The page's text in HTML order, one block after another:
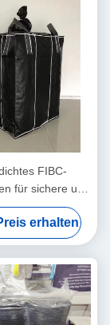
FIBC-
für sichere und
erhalten